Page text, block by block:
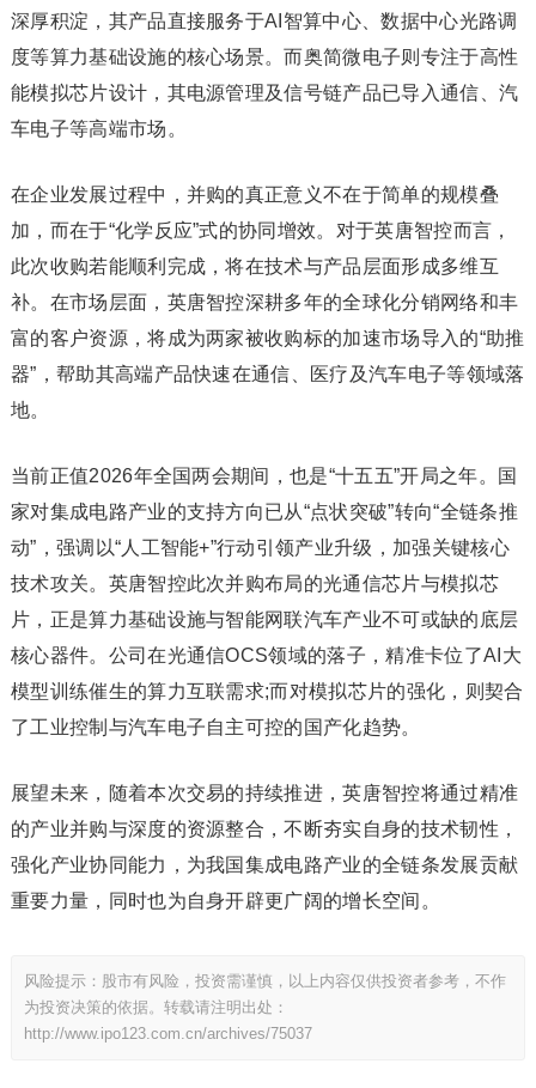
深厚积淀，其产品直接服务于AI智算中心、数据中心光路调
度等算力基础设施的核心场景。而奥简微电子则专注于高性
能模拟芯片设计，其电源管理及信号链产品已导入通信、汽
车电子等高端市场。
在企业发展过程中，并购的真正意义不在于简单的规模叠
加，而在于“化学反应”式的协同增效。对于英唐智控而言，
此次收购若能顺利完成，将在技术与产品层面形成多维互
补。在市场层面，英唐智控深耕多年的全球化分销网络和丰
富的客户资源，将成为两家被收购标的加速市场导入的“助推
器”，帮助其高端产品快速在通信、医疗及汽车电子等领域落
地。
当前正值2026年全国两会期间，也是“十五五”开局之年。国
家对集成电路产业的支持方向已从“点状突破”转向“全链条推
动”，强调以“人工智能+”行动引领产业升级，加强关键核心
技术攻关。英唐智控此次并购布局的光通信芯片与模拟芯
片，正是算力基础设施与智能网联汽车产业不可或缺的底层
核心器件。公司在光通信OCS领域的落子，精准卡位了AI大
模型训练催生的算力互联需求;而对模拟芯片的强化，则契合
了工业控制与汽车电子自主可控的国产化趋势。
展望未来，随着本次交易的持续推进，英唐智控将通过精准
的产业并购与深度的资源整合，不断夯实自身的技术韧性，
强化产业协同能力，为我国集成电路产业的全链条发展贡献
重要力量，同时也为自身开辟更广阔的增长空间。
风险提示：股市有风险，投资需谨慎，以上内容仅供投资者参考，不作
为投资决策的依据。转载请注明出处：
http://www.ipo123.com.cn/archives/75037